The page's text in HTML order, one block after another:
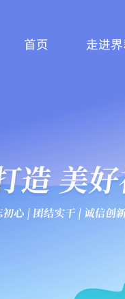
首页 走进